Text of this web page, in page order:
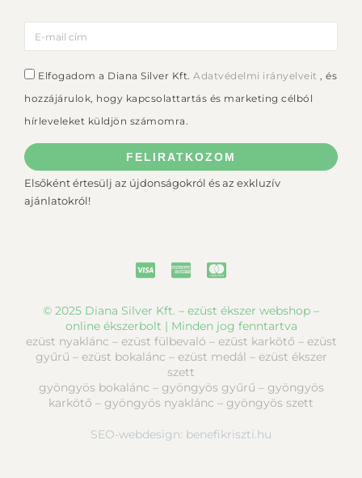
Elfogadom a Diana Silver Kft. Adatvédelmi irányelveit , és
hozzájárulok, hogy kapcsolattartás és marketing célból
hírleveleket küldjön számomra.
FELIRATKOZOM
Elsőként értesülj az újdonságokról és az exkluzív
ajánlatokról!
© 2025 Diana Silver Kft. – ezüst ékszer webshop –
online ékszerbolt | Minden jog fenntartva
ezüst nyaklánc – ezüst fülbevaló – ezüst karkötő – ezüst
gyűrű – ezüst bokalánc – ezüst medál – ezüst ékszer
szett
gyöngyös bokalánc – gyöngyös gyűrű – gyöngyös
karkötő – gyöngyös nyaklánc – gyöngyös szett
SEO-webdesign: benefikriszti.hu